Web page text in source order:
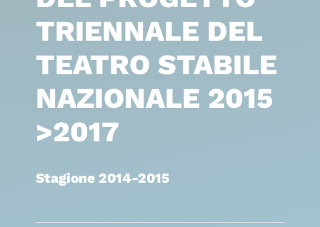
TRIENNALE DEL
TEATRO STABILE
NAZIONALE 2015
>2017
Stagione 2014-2015